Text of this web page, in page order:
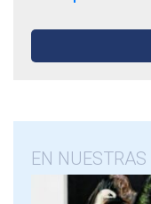
EN NUESTRAS